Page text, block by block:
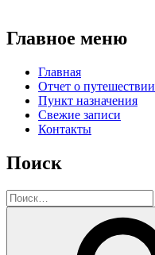
Главное меню
Главная
Отчет о путешествии
Пункт назначения
Свежие записи
Контакты
Поиск
Искать: